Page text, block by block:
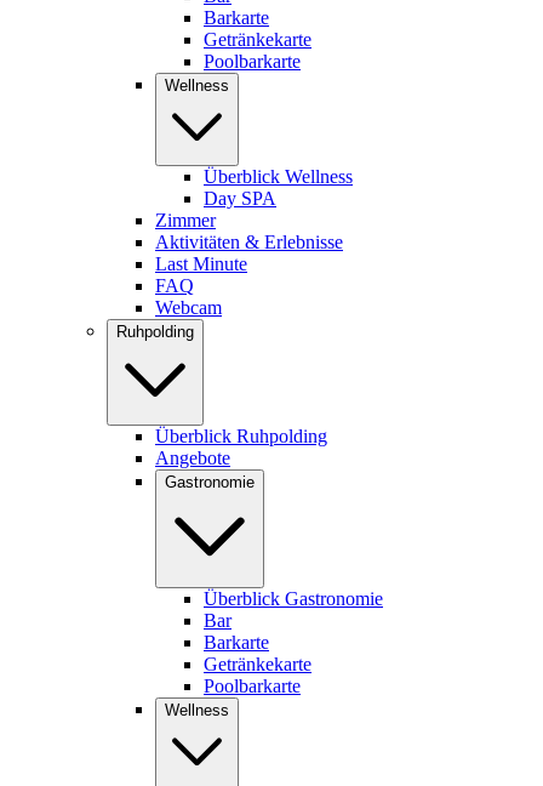
Barkarte
Getränkekarte
Poolbarkarte
Wellness
Überblick Wellness
Day SPA
Zimmer
Aktivitäten & Erlebnisse
Last Minute
FAQ
Webcam
Ruhpolding
Überblick Ruhpolding
Angebote
Gastronomie
Überblick Gastronomie
Bar
Barkarte
Getränkekarte
Poolbarkarte
Wellness